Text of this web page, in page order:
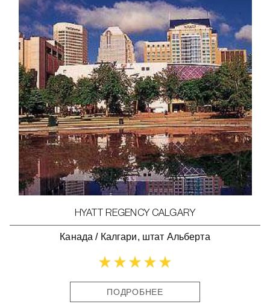
HYATT REGENCY CALGARY
Канада / Калгари, штат Альберта
ПОДРОБНЕЕ